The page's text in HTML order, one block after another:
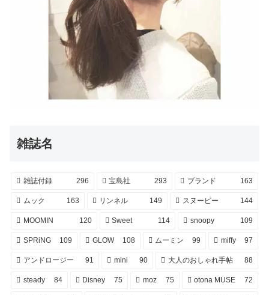
雑誌名
雑誌付録 296 宝島社 293 ブランド 163
ムック 163 リンネル 149 スヌーピー 144
MOOMIN 120 Sweet 114 snoopy 109
SPRiNG 109 GLOW 108 ムーミン 99 miffy 97
アンドロージー 91 mini 90 大人のおしゃれ手帖 88
steady 84 Disney 75 moz 75 otona MUSE 72